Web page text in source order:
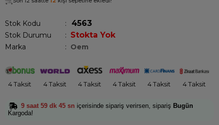
Stok Kodu 4563
Stok Durumu : Stokta Yok
Marka : Oem
4 Taksit 4 Taksit 4 Taksit 4 Taksit 4 Taksit 4 Taksit
9 saat 59 dk 45 sn içerisinde sipariş verirsen, sipariş Bugün
Kargoda!